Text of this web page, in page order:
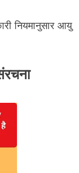
नियमानुसार आयु